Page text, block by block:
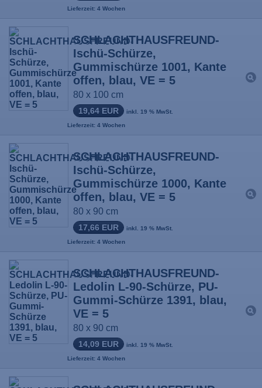
Lieferzeit: 4 Wochen
SCHLACHTHAUSFREUND-
Ischü-Schürze,
Gummischürze 1001, Kante
offen, blau, VE = 5
80 x 100 cm
19,64 EUR inkl. 19 % MwSt.
Lieferzeit: 4 Wochen
SCHLACHTHAUSFREUND-
Ischü-Schürze,
Gummischürze 1000, Kante
offen, blau, VE = 5
80 x 90 cm
17,66 EUR inkl. 19 % MwSt.
Lieferzeit: 4 Wochen
SCHLACHTHAUSFREUND-
Ledolin L-90-Schürze, PU-
Gummi-Schürze 1391, blau,
VE = 5
80 x 90 cm
14,09 EUR inkl. 19 % MwSt.
Lieferzeit: 4 Wochen